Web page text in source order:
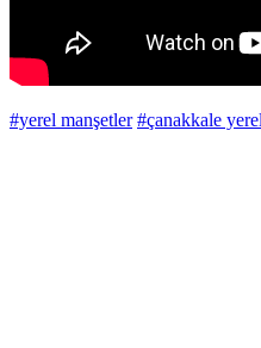
#yerel manşetler #çanakkale